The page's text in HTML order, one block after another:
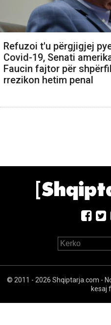
Refuzoi t'u përgjigjej
Covid-19, Senati
Faucin fajtor për
rrezikon hetim penal
© 2011 - 2026 Shqiptarja.com -
kesaj